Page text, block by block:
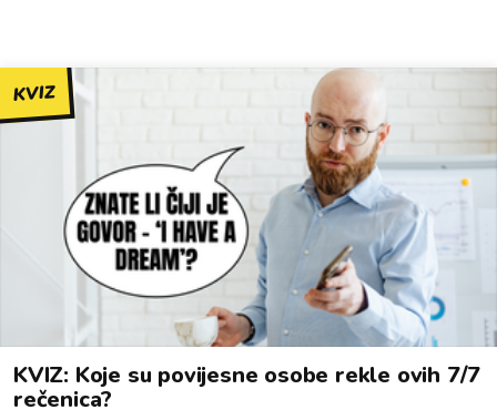
KVIZ
KVIZ: Koje su povijesne osobe rekle ovih 7/7
rečenica?